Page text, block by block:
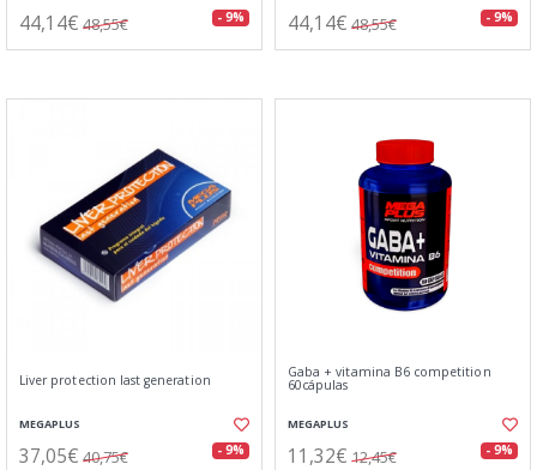
44,14€ 48,55€ - 9% 44,14€ 48,55€ - 9%
Liver protection last generation
MEGAPLUS
37,05€ 40,75€ - 9%
Gaba + vitamina B6 competition
60cápulas
MEGAPLUS
11,32€ 12,45€ - 9%